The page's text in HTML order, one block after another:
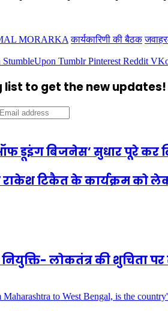
MORARKA कार्यकारिणी की बैठक
StumbleUpon Tumblr Pinterest Reddit
list to get the new updates!
डूइंग बिजनेस’ सुधार पूरे
राकेश टिकैत के कार्यक्रम को
लोकतंत्र की शुचिता